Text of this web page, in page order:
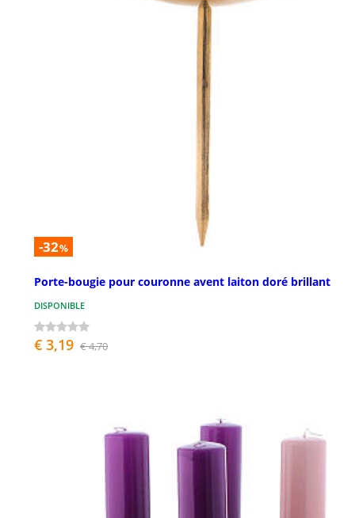
-32%
Porte-bougie pour couronne avent laiton doré brillant
DISPONIBLE
€ 3,19 € 4,70